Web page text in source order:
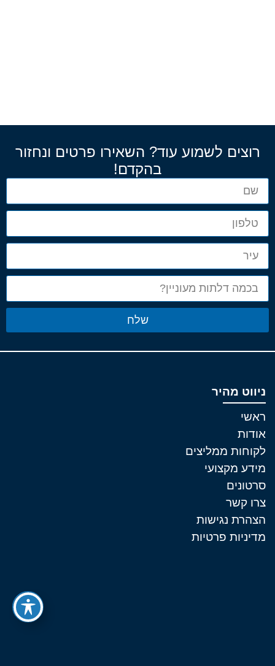
רוצים לשמוע עוד? השאירו פרטים ונחזור
בהקדם!
שלח
ניווט מהיר
ראשי
אודות
לקוחות ממליצים
מידע מקצועי
סרטונים
צרו קשר
הצהרת נגישות
מדיניות פרטיות